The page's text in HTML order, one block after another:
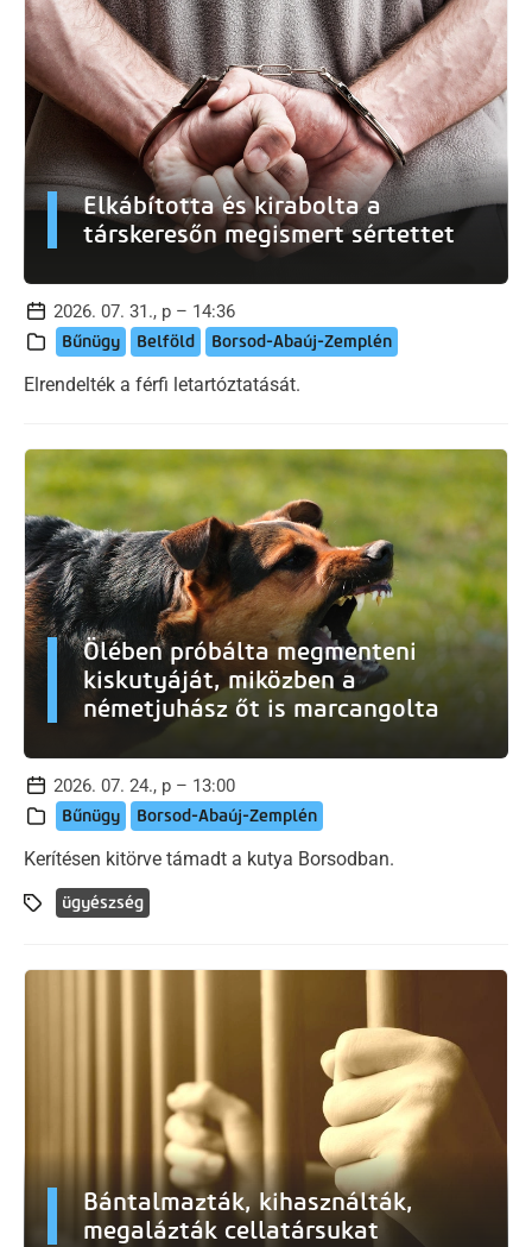
Elkábította és kirabolta a
társkeresőn megismert sértettet
2026. 07. 31., p – 14:36
Bűnügy Belföld Borsod-Abaúj-Zemplén
Elrendelték a férfi letartóztatását.
Ölében próbálta megmenteni
kiskutyáját, miközben a
németjuhász őt is marcangolta
2026. 07. 24., p – 13:00
Bűnügy Borsod-Abaúj-Zemplén
Kerítésen kitörve támadt a kutya Borsodban.
ügyészség
Bántalmazták, kihasználták,
megalázták cellatársukat